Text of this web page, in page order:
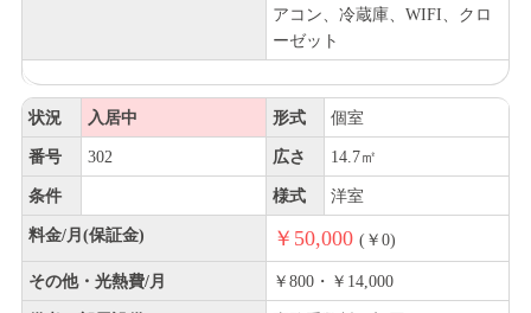
アコン、冷蔵庫、WIFI、クロ
ーゼット
状況 入居中 形式 個室
番号 302 広さ 14.7㎡
条件 様式 洋室
料金/月(保証金) ￥50,000 (￥0)
その他・光熱費/月 ￥800・￥14,000